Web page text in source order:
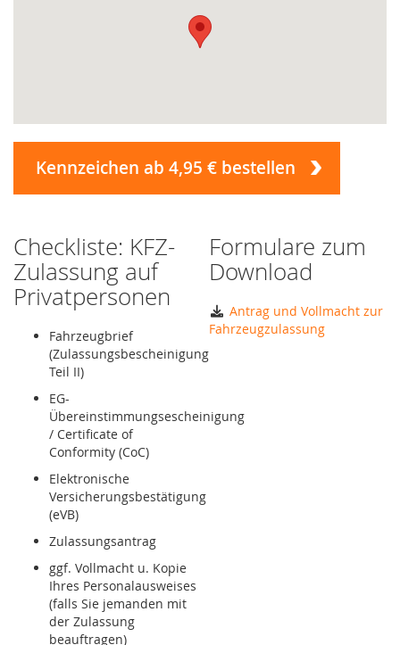
Kennzeichen ab 4,95 € bestellen
Checkliste: KFZ-
Zulassung auf
Privatpersonen
Fahrzeugbrief
(Zulassungsbescheinigung
Teil II)
EG-
Übereinstimmungsescheinigung
/ Certificate of
Conformity (CoC)
Elektronische
Versicherungsbestätigung
(eVB)
Zulassungsantrag
ggf. Vollmacht u. Kopie
Ihres Personalausweises
(falls Sie jemanden mit
der Zulassung
beauftragen)
Formulare zum
Download
Antrag und Vollmacht zur
Fahrzeugzulassung